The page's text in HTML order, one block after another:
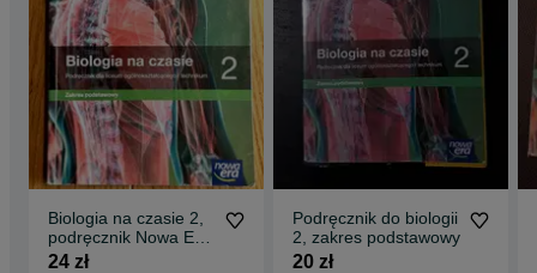
Biologia na czasie 2,
podręcznik Nowa Era,
zakres podstawowy
24 zł
Podręcznik do biologii
2, zakres podstawowy
20 zł